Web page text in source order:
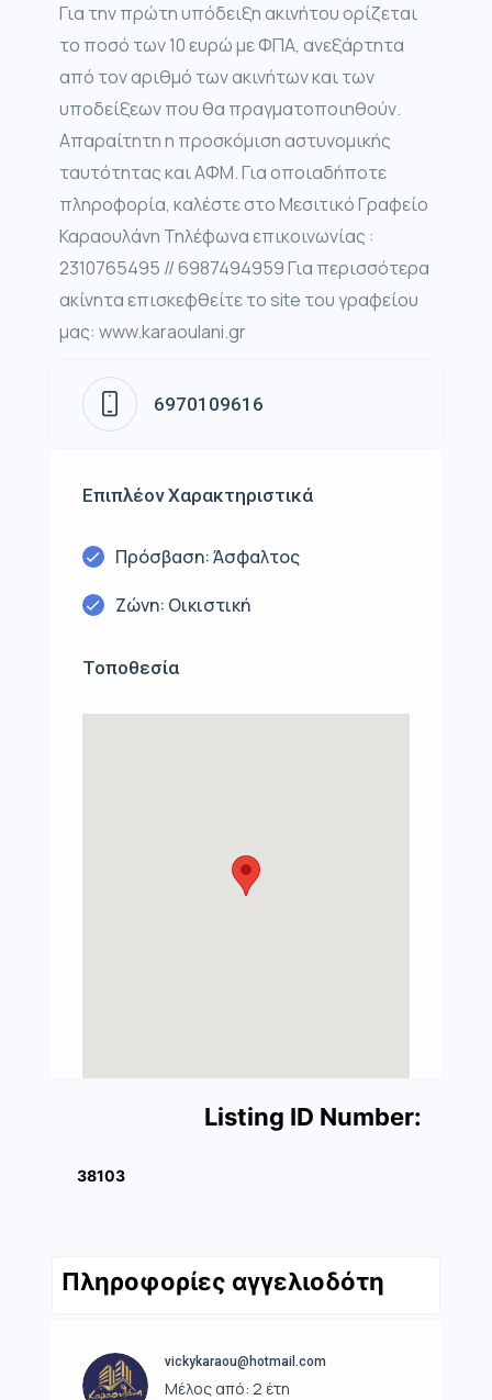
Για την πρώτη υπόδειξη ακινήτου ορίζεται
το ποσό των 10 ευρώ με ΦΠΑ, ανεξάρτητα
από τον αριθμό των ακινήτων και των
υποδείξεων που θα πραγματοποιηθούν.
Απαραίτητη η προσκόμιση αστυνομικής
ταυτότητας και ΑΦΜ. Για οποιαδήποτε
πληροφορία, καλέστε στο Μεσιτικό Γραφείο
Καραουλάνη Τηλέφωνα επικοινωνίας :
2310765495 // 6987494959 Για περισσότερα
ακίνητα επισκεφθείτε το site του γραφείου
μας: www.karaoulani.gr
6970109616
Επιπλέον Χαρακτηριστικά
Πρόσβαση: Άσφαλτος
Ζώνη: Οικιστική
Τοποθεσία
Listing ID Number:
38103
Πληροφορίες αγγελιοδότη
vickykaraou@hotmail.com
Μέλος από: 2 έτη